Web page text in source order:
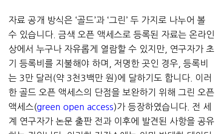
자료 공개 방식은 ‘골드’과 ‘그린’ 두 가지로 나누어 볼
수 있습니다. 금색 오픈 액세스로 등록된 자료는 온라인
상에서 누구나 자유롭게 열람할 수 있지만, 연구자가 초
기 등록비를 지불해야 하며, 저명한 곳인 경우, 등록비
는 3만 달러(약 3천3백만 원)에 달하기도 합니다. 이러
한 골드 오픈 액세스의 단점을 보완하기 위해 그린 오픈
액세스(green open access)가 등장하였습니다. 전 세
계 연구자가 논문 출판 전과 이후에 발견된 사항을 공유